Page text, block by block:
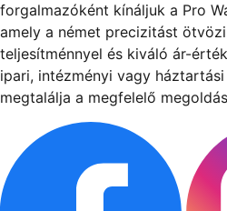
forgalmazóként kínáljuk a Pro
amely a német precizitást
teljesítménnyel és kiváló ár-
ipari, intézményi vagy
megtalálja a megfelelő